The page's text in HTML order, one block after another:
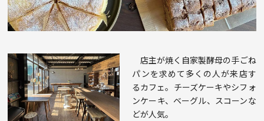
店主が焼く自家製酵母の手ごね
パンを求めて多くの人が来店す
るカフェ。チーズケーキやシフォ
ンケーキ、ベーグル、スコーンな
どが人気。